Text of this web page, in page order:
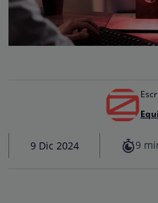
9 Dic 2024 9